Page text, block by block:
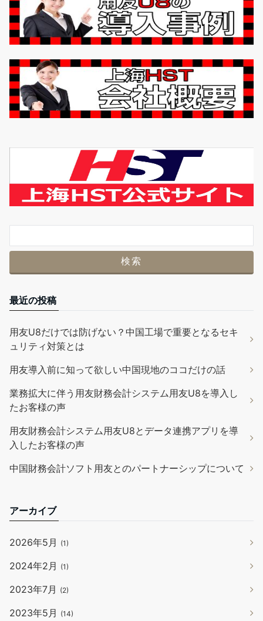
最近の投稿
用友U8だけでは防げない？中国工場で重要となるセキ
ュリティ対策とは
用友導入前に知って欲しい中国現地のココだけの話
業務拡大に伴う用友財務会計システム用友U8を導入し
たお客様の声
用友財務会計システム用友U8とデータ連携アプリを導
入したお客様の声
中国財務会計ソフト用友とのパートナーシップについて
アーカイブ
2026年5月 (1)
2024年2月 (1)
2023年7月 (2)
2023年5月 (14)